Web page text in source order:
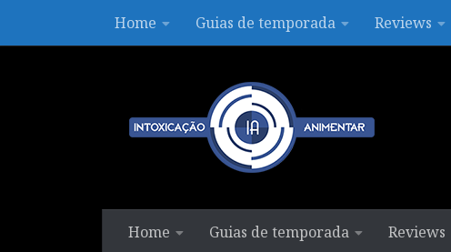
Skip to contentHome Guias de temporada Reviews
Home Guias de temporada Reviews